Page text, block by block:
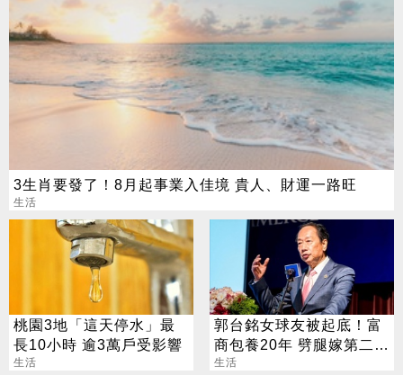
3生肖要發了！8月起事業入佳境 貴人、財運一路旺
生活
桃園3地「這天停水」最
長10小時 逾3萬戶受影響
生活
郭台銘女球友被起底！富
商包養20年 劈腿嫁第二任
老公
生活